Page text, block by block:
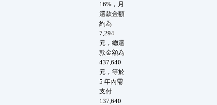
16%，月
還款金額
約為
7,294
元，總還
款金額為
437,640
元，等於
5 年內需
支付
137,640